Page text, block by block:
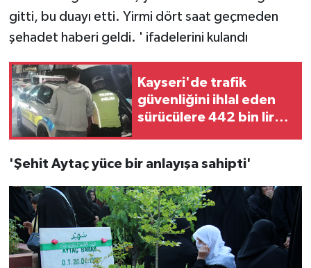
gitti, bu duayı etti. Yirmi dört saat geçmeden
şehadet haberi geldi. ' ifadelerini kulandı
Kayseri'de trafik
güvenliğini ihlal eden
sürücülere 442 bin lira
'Şehit Aytaç yüce bir anlayışa sahipti'